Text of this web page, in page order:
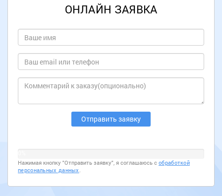
ОНЛАЙН ЗАЯВКА
Нажимая кнопку "Отправить заявку", я соглашаюсь с обработкой
персональных данных .